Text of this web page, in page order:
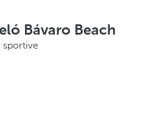
Bávaro Beach
sportive